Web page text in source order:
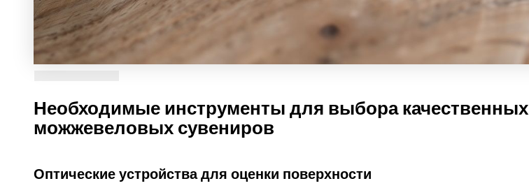
Необходимые инструменты для выбора качественных
можжевеловых сувениров
Оптические устройства для оценки поверхности